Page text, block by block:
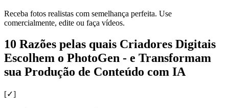
Receba fotos realistas com semelhança perfeita. Use
comercialmente, edite ou faça vídeos.
10 Razões pelas quais Criadores Digitais
Escolhem o PhotoGen - e Transformam
sua Produção de Conteúdo com IA
[✓]